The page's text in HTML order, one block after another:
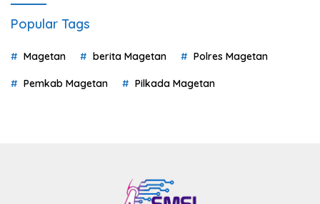
Popular Tags
Magetan berita Magetan Polres Magetan
Pemkab Magetan Pilkada Magetan